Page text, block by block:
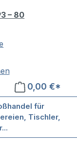
– 80
0,00 €*
für
Tischler,